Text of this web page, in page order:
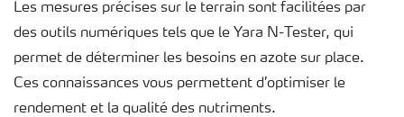
Les mesures précises sur le terrain sont facilitées par
des outils numériques tels que le Yara N-Tester, qui
permet de déterminer les besoins en azote sur place.
Ces connaissances vous permettent d’optimiser le
rendement et la qualité des nutriments.